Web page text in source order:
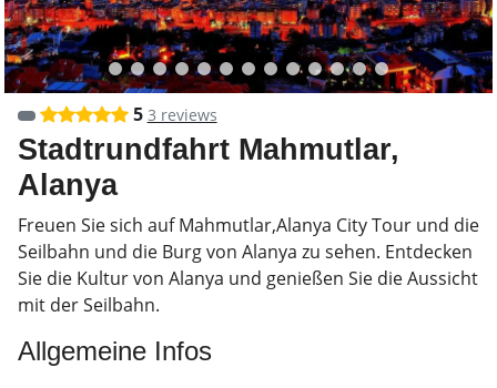
5 3 reviews
Stadtrundfahrt Mahmutlar,
Alanya
Freuen Sie sich auf Mahmutlar,Alanya City Tour und die
Seilbahn und die Burg von Alanya zu sehen. Entdecken
Sie die Kultur von Alanya und genießen Sie die Aussicht
mit der Seilbahn.
Allgemeine Infos